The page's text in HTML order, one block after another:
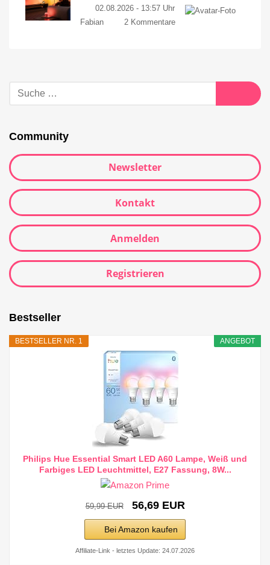
02.08.2026 - 13:57 Uhr
Fabian
2 Kommentare
Community
Newsletter
Kontakt
Anmelden
Registrieren
Bestseller
ANGEBOT
BESTSELLER NR. 1
Philips Hue Essential Smart LED A60 Lampe, Weiß und
Farbiges LED Leuchtmittel, E27 Fassung, 8W...
59,99 EUR 56,69 EUR
Bei Amazon kaufen
Affiliate-Link - letztes Update: 24.07.2026